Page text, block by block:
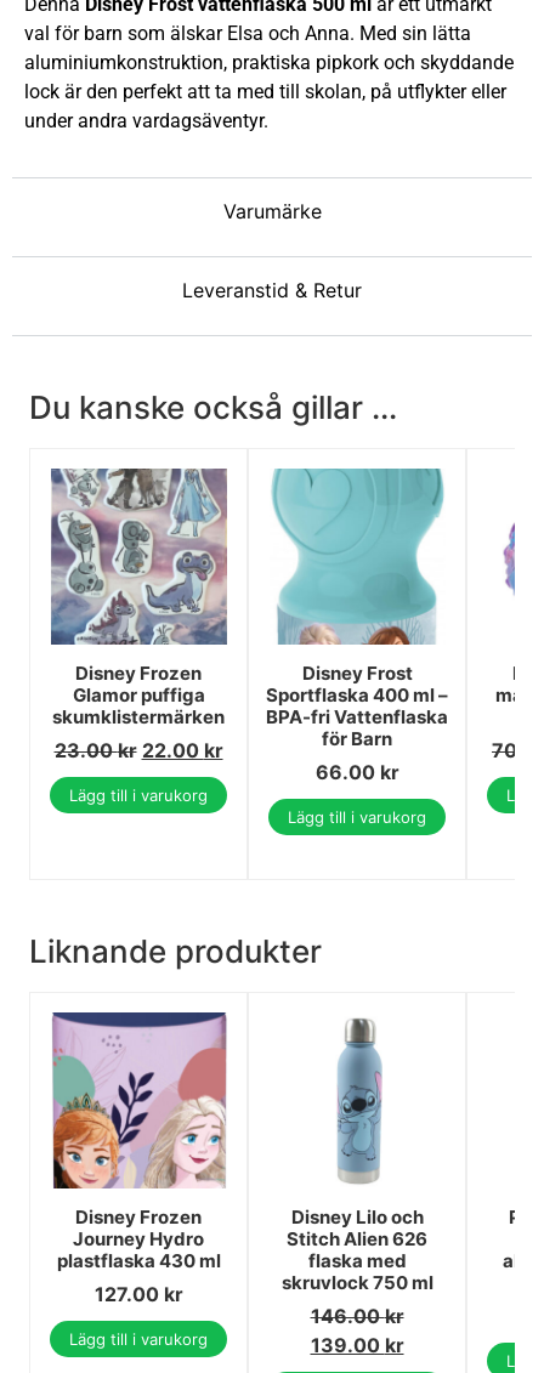
Varumärke
Leveranstid & Retur
val för barn som älskar Elsa och Anna. Med sin lätta
aluminiumkonstruktion, praktiska pipkork och skyddande
lock är den perfekt att ta med till skolan, på utflykter eller
under andra vardagsäventyr.
Du kanske också gillar ...
Disney Frozen
Glamor puffiga
skumklistermärken
23.00kr 22.00 kr
Lägg till i varukorg
Disney Frost
Sportflaska 400 ml –
BPA-fri Vattenflaska
för Barn
66.00 kr
Lägg till i varukorg
Liknande produkter
Disney Frozen
Journey Hydro
plastflaska 430 ml
127.00 kr
Lägg till i varukorg
Disney Lilo och
Stitch Alien 626
flaska med
skruvlock 750 ml
146.00kr
139.00 kr